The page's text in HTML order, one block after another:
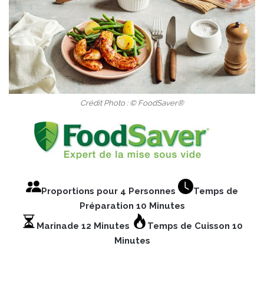
Crédit Photo : © FoodSaver®
Proportions pour 4 Personnes
Temps de
Préparation 10 Minutes
Marinade 12 Minutes
Temps de Cuisson 10
Minutes